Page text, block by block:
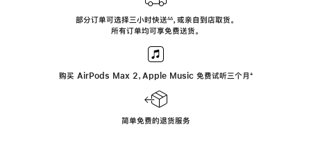
中
部分订单可选择三小时快送∆∆， 或亲自到店取货。
所有订单均可享免费送货。
购买 AirPods Max 2，Apple Music 免费试听三个月 ‍脚
‍⁺
简单免费的退货服务